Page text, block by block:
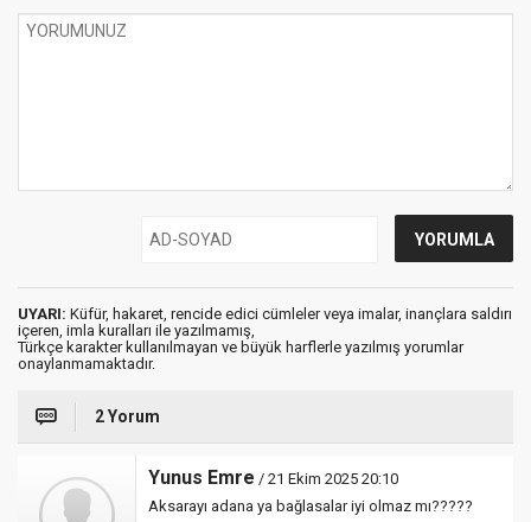
UYARI: Küfür, hakaret, rencide edici cümleler veya imalar, inançlara saldırı
içeren, imla kuralları ile yazılmamış,
Türkçe karakter kullanılmayan ve büyük harflerle yazılmış yorumlar
onaylanmamaktadır.
2 Yorum
Yunus Emre / 21 Ekim 2025 20:10
Aksarayı adana ya bağlasalar iyi olmaz mı?????